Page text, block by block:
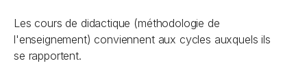
Les cours de didactique (méthodologie de
l'enseignement) conviennent aux cycles auxquels ils
se rapportent.